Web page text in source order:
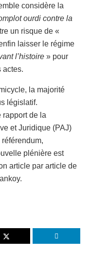
considère la
ourdi contre la
un risque de «
laisser le régime
l’histoire » pour
actes.
la majorité
législatif.
rapport de la
et Juridique (PAJ)
plénière est
article par article de